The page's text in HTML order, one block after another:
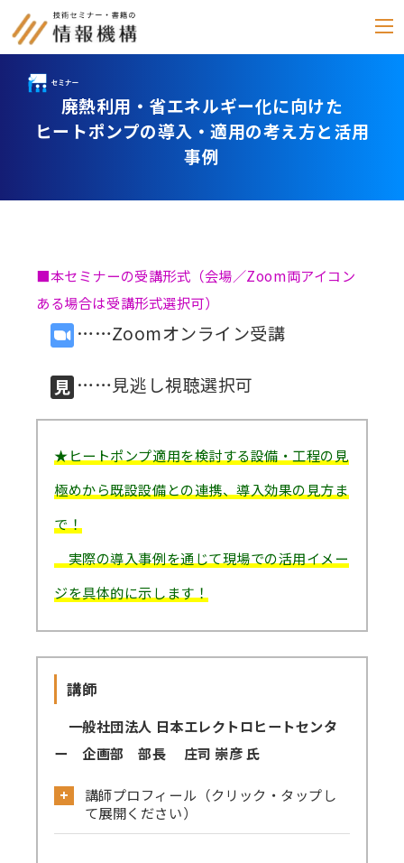
セミナー
雑誌
「化学物質管理」
セミナーアーカイブ
カテゴリー別
講師派遣
(社内研修)
コラム・取材
お申し込み・振込要領
商品企画リクエスト
セミナー会場アクセス
廃熱利用・省エネルギー化に向けた
ヒートポンプの導入・適用の考え方と活用
事例
■本セミナーの受講形式（会場／Zoom両アイコン
ある場合は受講形式選択可）
……Zoomオンライン受講
……見逃し視聴選択可
★ヒートポンプ適用を検討する設備・工程の見
極めから既設設備との連携、導入効果の見方ま
で！
実際の導入事例を通じて現場での活用イメー
ジを具体的に示します！
講師
一般社団法人 日本エレクトロヒートセンタ
ー 企画部 部長 庄司 崇彦 氏
講師プロフィール（クリック・タップし
て展開ください）